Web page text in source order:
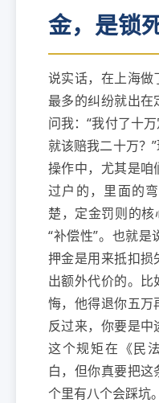
金，是锁
说实话，在上海做
最多的纠纷就出在
问我：“我付了十
就该赔我二十万？
操作中，尤其是咱
过户的，里面的
楚，定金罚则的核
“补偿性”。也就是
押金是用来抵扣损
出额外代价的。比
悔，他得退你五万
反过来，你要是中
这个规矩在《民
白，但你真要把
个里有八个会踩坑。